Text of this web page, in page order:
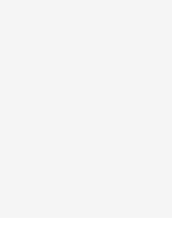
- MAROON 5 & LISA":
& FEDUK":